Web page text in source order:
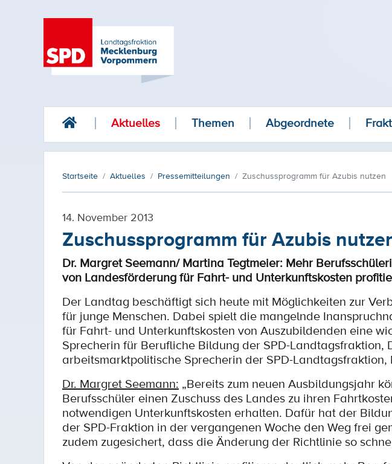
Aktuelles Themen Abgeordnete
Startseite Aktuelles Pressemitteilungen Zuschussprogramm für Azubis nutzen
14. November 2013
Zuschussprogramm für Azubis
Dr. Margret Seemann/ Martina Tegtmeier: Mehr
von Landesförderung für Fahrt- und Unterkunftskosten
Der Landtag beschäftigt sich heute mit Möglichkeiten zur
für junge Menschen. Dabei spielt die mangelnde
für Fahrt- und Unterkunftskosten von Auszubildenden eine
Sprecherin für Berufliche Bildung der SPD-Landtagsfraktion,
arbeitsmarktpolitische Sprecherin der SPD-Landtagsfraktion,
Dr. Margret Seemann: „Bereits zum neuen Ausbildungsjahr
Berufsschüler einen Zuschuss des Landes zu ihren
notwendigen Unterkunftskosten erhalten. Dafür hat der
der SPD-Fraktion in der vergangenen Woche den Weg frei
zudem zugesichert, dass die Änderung der Richtlinie so